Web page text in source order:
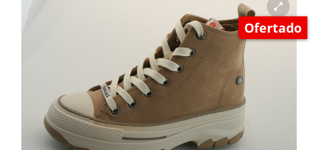
Ofertado